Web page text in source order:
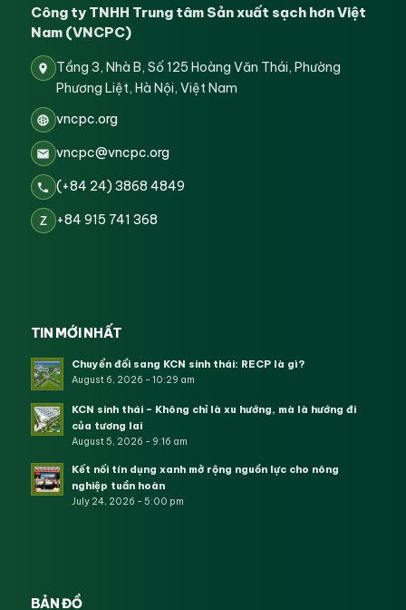
Công ty TNHH Trung tâm Sản xuất sạch hơn Việt
Nam (VNCPC)
Tầng 3, Nhà B, Số 125 Hoàng Văn Thái, Phường
Phương Liệt, Hà Nội, Việt Nam
vncpc.org
vncpc@vncpc.org
(+84 24) 3868 4849
Z +84 915 741 368
TIN MỚI NHẤT
Chuyển đổi sang KCN sinh thái: RECP là gì?
August 6, 2026 - 10:29 am
KCN sinh thái – Không chỉ là xu hướng, mà là hướng đi
của tương lai
August 5, 2026 - 9:16 am
Kết nối tín dụng xanh mở rộng nguồn lực cho nông
nghiệp tuần hoàn
July 24, 2026 - 5:00 pm
BẢN ĐỒ